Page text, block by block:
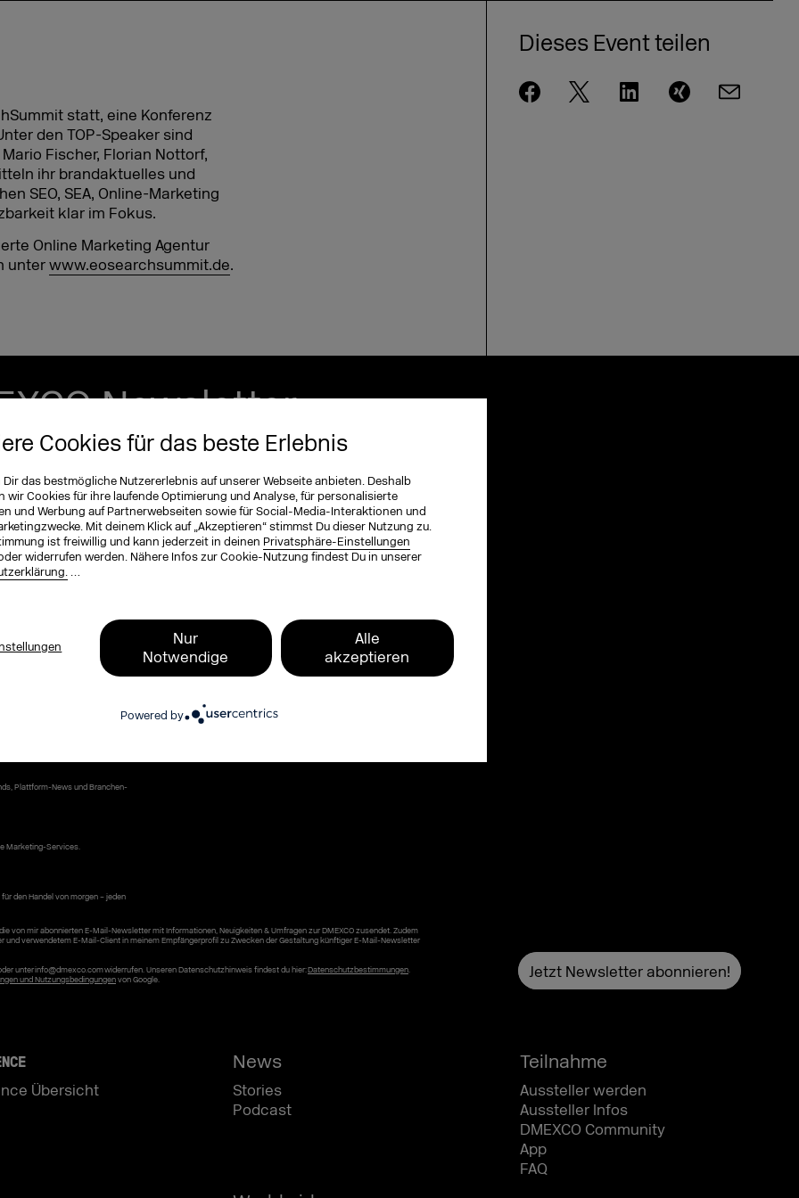
Cookies für das beste Erlebnis
Dir das bestmögliche Nutzererlebnis auf unserer Webseite anbieten. Deshalb
wir Cookies für ihre laufende Optimierung und Analyse, für personalisierte
und Werbung auf Partnerwebseiten sowie für Social-Media-Interaktionen und
Mit deinem Klick auf „Akzeptieren“ stimmst Du dieser Nutzung zu.
ist freiwillig und kann jederzeit in deinen Privatsphäre-Einstellungen
widerrufen werden. Nähere Infos zur Cookie-Nutzung findest Du in unserer
…
Nur
Notwendige
Alle
akzeptieren
Powered by
statt, eine Konferenz
den TOP-Speaker sind
Fischer, Florian Nottorf,
ihr brandaktuelles und
SEO, SEA, Online-Marketing
klar im Fokus.
Online Marketing Agentur
unterwww.eosearchsummit.de.
Dieses Event teilen
Newsletter
und bleib up to date!
(optional)
*
Programm, zu Tickets und exklusive
dem DMEXCO Podcast. Kompakt,
Plattform-News und Branchen-
Marketing-Services.
den Handel von morgen – jeden
von mir abonnierten E-Mail-Newsletter mit Informationen, Neuigkeiten & Umfragen zur DMEXCO zusendet. Zudem
verwendetem E-Mail-Client in meinem Empfängerprofil zu Zwecken der Gestaltung künftiger E-Mail-Newsletter
unter info@dmexco.com widerrufen. Unseren Datenschutzhinweis findest du hier:Datenschutzbestimmungen.
und Nutzungsbedingungenvon Google.
Übersicht
News
Stories
Podcast
Teilnahme
Aussteller werden
Aussteller Infos
DMEXCO Community
App
FAQ